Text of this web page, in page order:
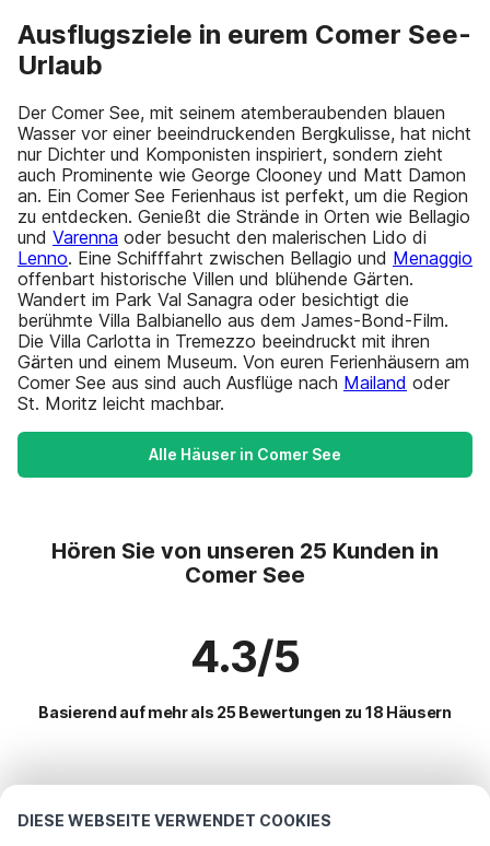
DIESE WEBSEITE VERWENDET COOKIES
Ausflugsziele in eurem Comer See-
Urlaub
Der Comer See, mit seinem atemberaubenden blauen
Wasser vor einer beeindruckenden Bergkulisse, hat nicht
nur Dichter und Komponisten inspiriert, sondern zieht
auch Prominente wie George Clooney und Matt Damon
an. Ein Comer See Ferienhaus ist perfekt, um die Region
zu entdecken. Genießt die Strände in Orten wie Bellagio
und Varenna oder besucht den malerischen Lido di
Lenno. Eine Schifffahrt zwischen Bellagio und Menaggio
offenbart historische Villen und blühende Gärten.
Wandert im Park Val Sanagra oder besichtigt die
berühmte Villa Balbianello aus dem James-Bond-Film.
Die Villa Carlotta in Tremezzo beeindruckt mit ihren
Gärten und einem Museum. Von euren Ferienhäusern am
Comer See aus sind auch Ausflüge nach Mailand oder
St. Moritz leicht machbar.
Alle Häuser in Comer See
Hören Sie von unseren 25 Kunden in
Comer See
4.3/5
Basierend auf mehr als 25 Bewertungen zu 18 Häusern